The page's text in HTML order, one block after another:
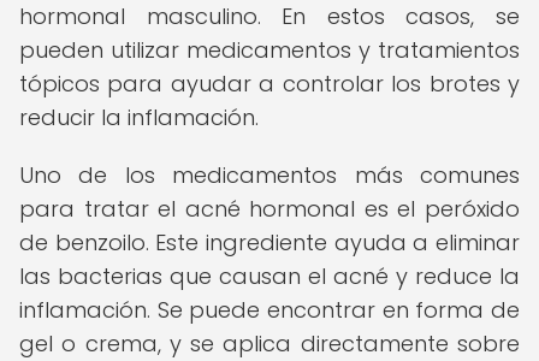
hormonal masculino. En estos casos, se
pueden utilizar medicamentos y tratamientos
tópicos para ayudar a controlar los brotes y
reducir la inflamación.
Uno de los medicamentos más comunes
para tratar el acné hormonal es el peróxido
de benzoilo. Este ingrediente ayuda a eliminar
las bacterias que causan el acné y reduce la
inflamación. Se puede encontrar en forma de
gel o crema, y se aplica directamente sobre